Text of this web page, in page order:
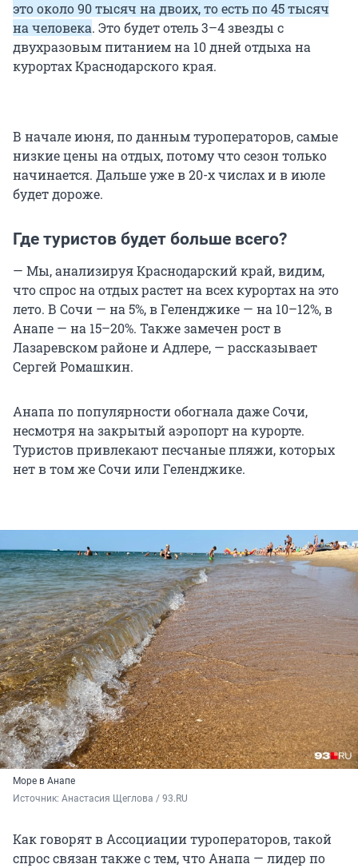
это около 90 тысяч на двоих, то есть по 45 тысяч
на человека. Это будет отель 3–4 звезды с
двухразовым питанием на 10 дней отдыха на
курортах Краснодарского края.
В начале июня, по данным туроператоров, самые
низкие цены на отдых, потому что сезон только
начинается. Дальше уже в 20-х числах и в июле
будет дороже.
Где туристов будет больше всего?
— Мы, анализируя Краснодарский край, видим,
что спрос на отдых растет на всех курортах на это
лето. В Сочи — на 5%, в Геленджике — на 10–12%, в
Анапе — на 15–20%. Также замечен рост в
Лазаревском районе и Адлере, — рассказывает
Сергей Ромашкин.
Анапа по популярности обогнала даже Сочи,
несмотря на закрытый аэропорт на курорте.
Туристов привлекают песчаные пляжи, которых
нет в том же Сочи или Геленджике.
Море в Анапе
Источник: Анастасия Щеглова / 93.RU
Как говорят в Ассоциации туроператоров, такой
спрос связан также с тем, что Анапа — лидер по